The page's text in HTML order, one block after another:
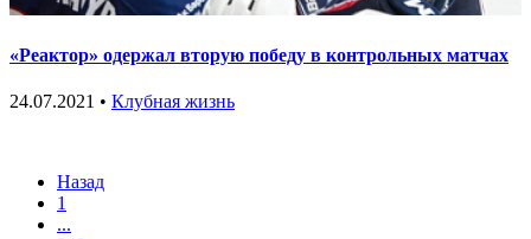
«Реактор» одержал вторую победу в контрольных матчах
24.07.2021 • Клубная жизнь
Назад
1
...